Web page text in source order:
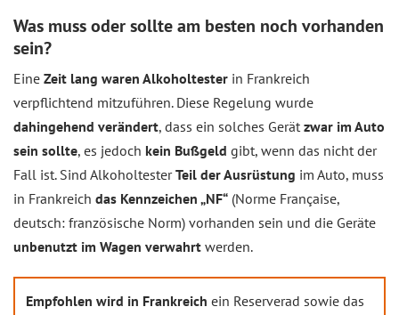
Was muss oder sollte am besten noch vorhanden
sein?
Eine Zeit lang waren Alkoholtester in Frankreich
verpflichtend mitzuführen. Diese Regelung wurde
dahingehend verändert, dass ein solches Gerät zwar im Auto
sein sollte, es jedoch kein Bußgeld gibt, wenn das nicht der
Fall ist. Sind AlkoholtesterTeil der Ausrüstung im Auto, muss
in Frankreich das Kennzeichen „NF“ (Norme Française,
deutsch: französische Norm) vorhanden sein und die Geräte
unbenutzt im Wagen verwahrt werden.
Empfohlen wird in Frankreich ein Reserverad sowie das